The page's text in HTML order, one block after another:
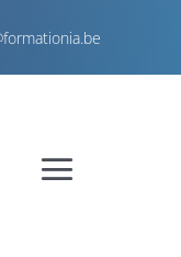
Toggle